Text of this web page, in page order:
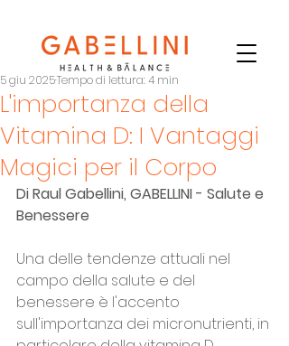
L'importanza della
Vitamina D: I Vantaggi
Magici per il Corpo
5 giu 2025Tempo di lettura: 4 min
Di Raul Gabellini, GABELLINI - Salute e
Benessere
Una delle tendenze attuali nel
campo della salute e del
benessere è l'accento
sull'importanza dei micronutrienti, in